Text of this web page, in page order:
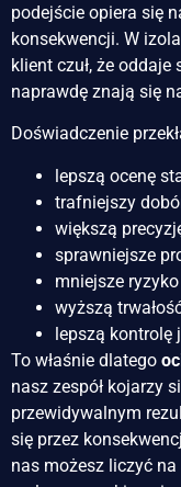
podejście opiera się
konsekwencji. W
klient czuł, że
naprawdę znają się
Doświadczenie
lepszą ocenę
trafniejszy
większą
sprawniejsze
mniejsze ryzyko
wyższą
lepszą kontrolę
To właśnie dlatego
nasz zespół kojarzy
przewidywalnym
się przez
nas możesz liczyć